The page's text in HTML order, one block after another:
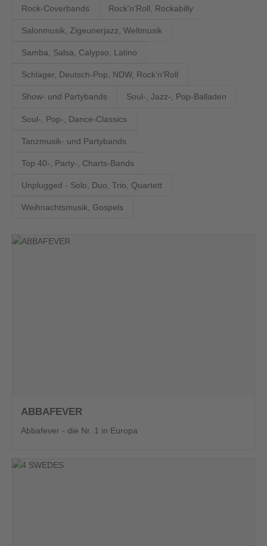
Rock-Coverbands Rock'n'Roll, Rockabilly
Salonmusik, Zigeunerjazz, Weltmusik
Samba, Salsa, Calypso, Latino
Schlager, Deutsch-Pop, NDW, Rock'n'Roll
Show- und Partybands Soul-, Jazz-, Pop-Balladen
Soul-, Pop-, Dance-Classics
Tanzmusik- und Partybands
Top 40-, Party-, Charts-Bands
Unplugged - Solo, Duo, Trio, Quartett
Weihnachtsmusik, Gospels
ABBAFEVER
Abbafever - die Nr. 1 in Europa